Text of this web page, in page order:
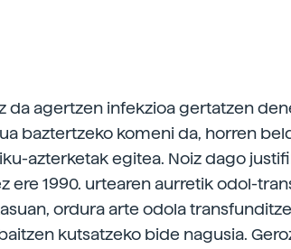
da agertzen infekzioa gertatzen
baztertzeko komeni da, horren
azterketak egitea. Noiz dago
ere 1990. urtearen aurretik odol-
ordura arte odola
kutsatzeko bide nagusia.